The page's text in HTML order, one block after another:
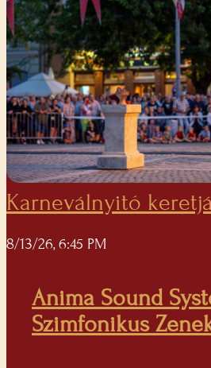
Karneválnyitó
8/13/26, 6:45 PM
Anima Sound
Szimfonikus